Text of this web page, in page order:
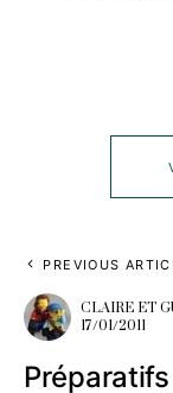
PREVIOUS
CLAIRE ET
17/01/2011
Préparatifs